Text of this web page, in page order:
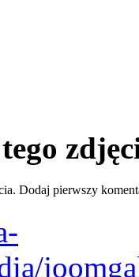
Dodaj pierwszy